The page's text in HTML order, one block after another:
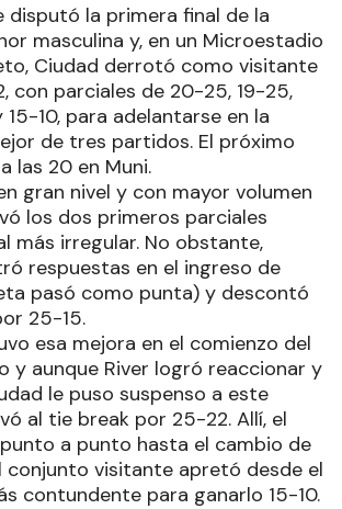
disputó la primera final de la
masculina y, en un Microestadio
Ciudad derrotó como visitante
con parciales de 20-25, 19-25,
10, para adelantarse en la
de tres partidos. El próximo
las 20 en Muni.
gran nivel y con mayor volumen
los dos primeros parciales
más irregular. No obstante,
respuestas en el ingreso de
pasó como punta) y descontó
25-15.
esa mejora en el comienzo del
y aunque River logró reaccionar y
le puso suspenso a este
al tie break por 25-22. Allí, el
a punto hasta el cambio de
conjunto visitante apretó desde el
contundente para ganarlo 15-10.